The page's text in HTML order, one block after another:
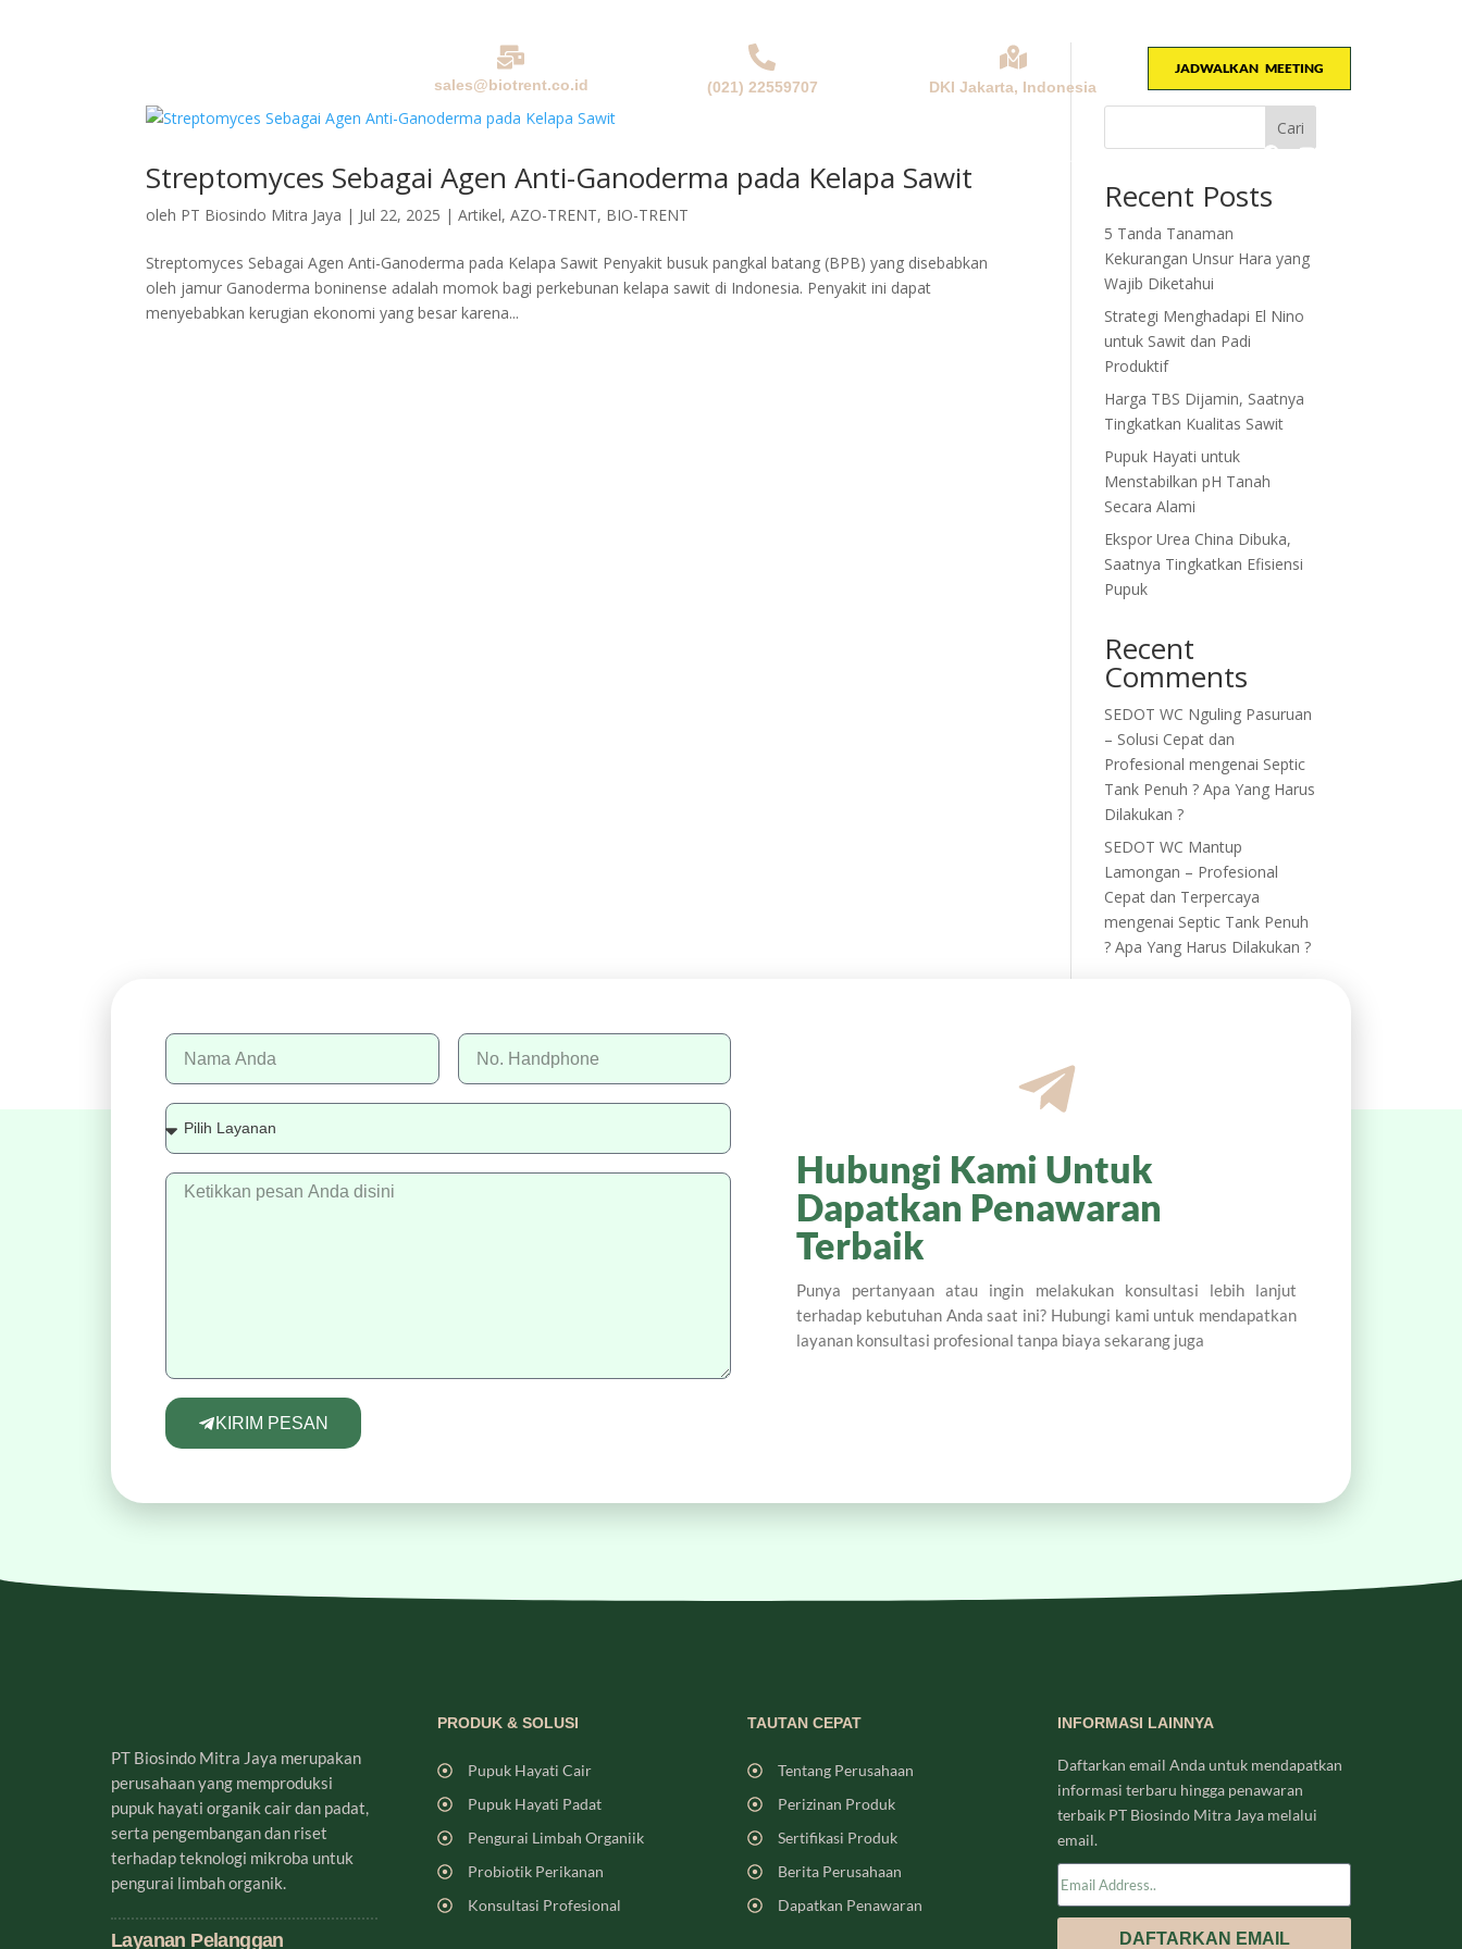
sales@biotrent.co.id (021) 22559707 DKI Jakarta, Indonesia
JADWALKAN MEETING
Streptomyces Sebagai Agen Anti-Ganoderma pada Kelapa Sawit
oleh PT Biosindo Mitra Jaya | Jul 22, 2025 |Artikel,AZO-TRENT, BIO-TRENT
Streptomyces Sebagai Agen Anti-Ganoderma pada Kelapa Sawit Penyakit busuk pangkal batang (BPB) yang disebabkan
oleh jamur Ganoderma boninense adalah momok bagi perkebunan kelapa sawit di Indonesia. Penyakit ini dapat
menyebabkan kerugian ekonomi yang besar karena...
Cari
Recent Posts
5 Tanda Tanaman
Kekurangan Unsur Hara yang
Wajib Diketahui
Strategi Menghadapi El Nino
untuk Sawit dan Padi
Produktif
Harga TBS Dijamin, Saatnya
Tingkatkan Kualitas Sawit
Pupuk Hayati untuk
Menstabilkan pH Tanah
Secara Alami
Ekspor Urea China Dibuka,
Saatnya Tingkatkan Efisiensi
Pupuk
Recent
Comments
SEDOT WC Nguling Pasuruan
– Solusi Cepat dan
Profesional mengenai Septic
Tank Penuh ? Apa Yang Harus
Dilakukan ?
SEDOT WC Mantup
Lamongan – Profesional
Cepat dan Terpercaya
mengenai Septic Tank Penuh
? Apa Yang Harus Dilakukan ?
KIRIM PESAN
Hubungi Kami Untuk
Dapatkan Penawaran
Terbaik
Punya pertanyaan atau ingin melakukan konsultasi lebih lanjut
terhadap kebutuhan Anda saat ini? Hubungi kami untuk mendapatkan
layanan konsultasi profesional tanpa biaya sekarang juga
PT Biosindo Mitra Jaya merupakan
perusahaan yang memproduksi
pupuk hayati organik cair dan padat,
serta pengembangan dan riset
terhadap teknologi mikroba untuk
pengurai limbah organik.
Layanan Pelanggan
PRODUK & SOLUSI
Pupuk Hayati Cair
Pupuk Hayati Padat
Pengurai Limbah Organiik
Probiotik Perikanan
Konsultasi Profesional
TAUTAN CEPAT
Tentang Perusahaan
Perizinan Produk
Sertifikasi Produk
Berita Perusahaan
Dapatkan Penawaran
INFORMASI LAINNYA
Daftarkan email Anda untuk mendapatkan
informasi terbaru hingga penawaran
terbaik PT Biosindo Mitra Jaya melalui
email.
DAFTARKAN EMAIL